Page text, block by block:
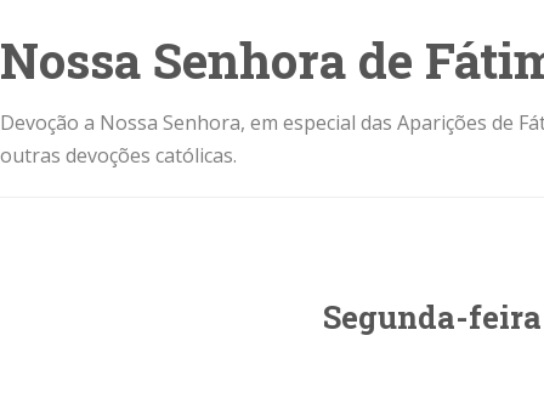
Nossa Senhora de
Devoção a Nossa Senhora, em especial das Aparições de
outras devoções católicas.
Segunda-feira